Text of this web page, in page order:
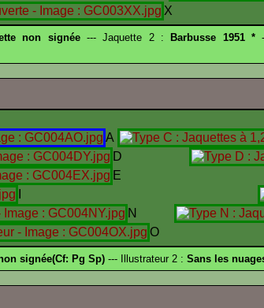
X
non signée--- Jaquette 2 : Barbusse 1951 *
A
D
N
O
signée(Cf: Pg Sp) --- Illustrateur 2 : Sans les